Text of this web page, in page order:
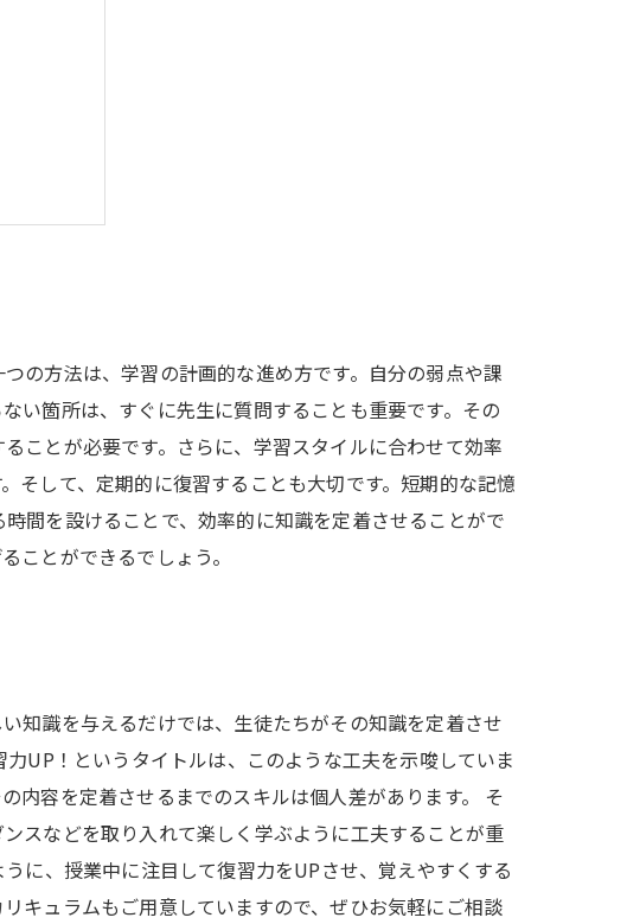
の方法は、学習の計画的な進め方です。自分の弱点や課
い箇所は、すぐに先生に質問することも重要です。その
ことが必要です。さらに、学習スタイルに合わせて効率
そして、定期的に復習することも大切です。短期的な記憶
間を設けることで、効率的に知識を定着させることがで
ことができるでしょう。
知識を与えるだけでは、生徒たちがその知識を定着させ
UP！というタイトルは、このような工夫を示唆していま
内容を定着させるまでのスキルは個人差があります。 そ
スなどを取り入れて楽しく学ぶように工夫することが重
に、授業中に注目して復習力をUPさせ、覚えやすくする
キュラムもご用意していますので、ぜひお気軽にご相談